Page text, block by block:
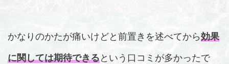
かなりのかたが痛いけどと前置きを述べてから効果
に関しては期待できるという口コミが多かったで